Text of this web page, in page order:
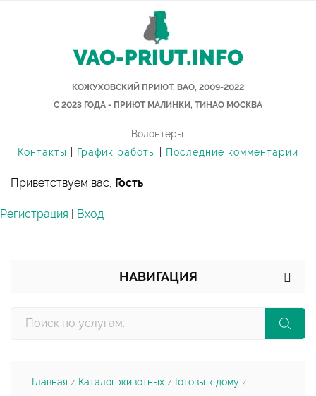
VAO-PRIUT.INFO
КОЖУХОВСКИЙ ПРИЮТ, ВАО, 2009-2022
С 2023 ГОДА - ПРИЮТ МАЛИНКИ, ТИНАО МОСКВА
Волонтёры:
Контакты
График работы Последние комментарии
Приветствуем вас, Гость
Регистрация Вход
НАВИГАЦИЯ
Главная / Каталог животных / Готовы к дому /